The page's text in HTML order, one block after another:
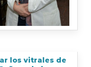
los vitrales de